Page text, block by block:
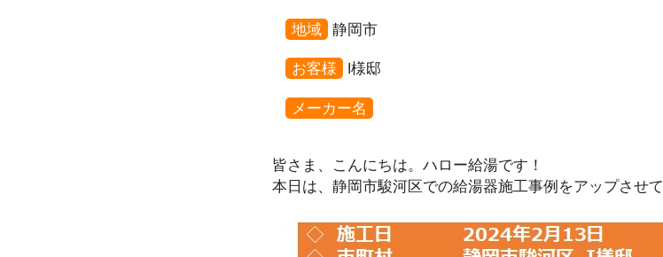
地域 静岡市
お客様 I様邸
メーカー名
皆さま、こんにちは。ハロー給湯です！
本日は、静岡市駿河区での給湯器施工事例をアップさせて